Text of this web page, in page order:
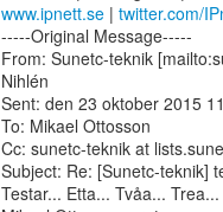
www.ipnett.se | twitter.com/
-----Original Message-----
From: Sunetc-teknik
Nihlén
Sent: den 23 oktober 2015
To: Mikael Ottosson
Cc: sunetc-teknik at
Subject: Re: [Sunetc-teknik]
Testar... Etta... Tvåa... Trea...